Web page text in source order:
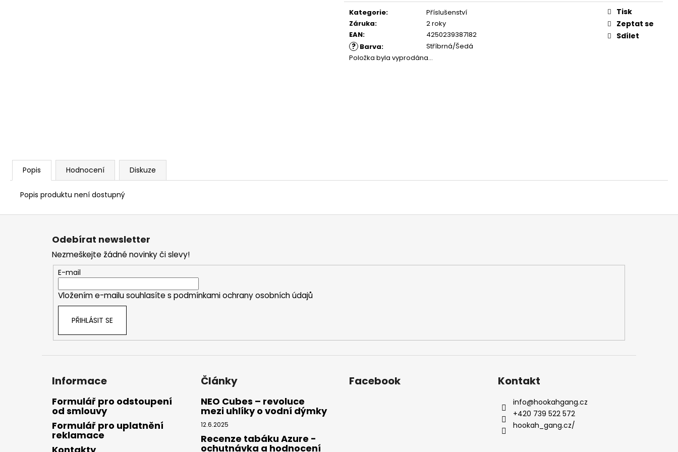
cena:
Kategorie:
Příslušenství
Záruka:
2 roky
EAN: 4250239387182
? Barva:
Stříbrná/Šedá
Položka byla vyprodána…
Tisk
Zeptat se
Sdílet
Popis Hodnocení Diskuze
Popis produktu není dostupný
Z
Odebírat newsletter
Nezmeškejte žádné novinky či slevy!
E-mail
Vložením e-mailu souhlasíte s podmínkami ochrany osobních údajů
PŘIHLÁSIT SE
Informace
Formulář pro odstoupení
od smlouvy
Formulář pro uplatnění
reklamace
Články
NEO Cubes – revoluce
mezi uhlíky o vodní dýmky
12.6.2025
Recenze tabáku Azure -
ochutnávka a hodnocení
Facebook Kontakt
info@hookahgang.cz
+420 739 522 572
hookah_gang.cz/